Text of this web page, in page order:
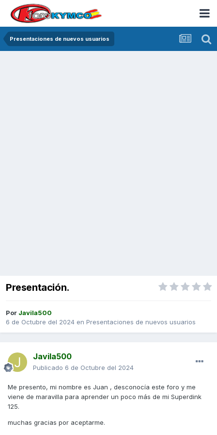
Presentaciones de nuevos usuarios
Presentación.
Por Javila500
6 de Octubre del 2024 en Presentaciones de nuevos usuarios
Javila500
Publicado 6 de Octubre del 2024
Me presento, mi nombre es Juan , desconocía este foro y me
viene de maravilla para aprender un poco más de mi Superdink
125.
muchas gracias por aceptarme.